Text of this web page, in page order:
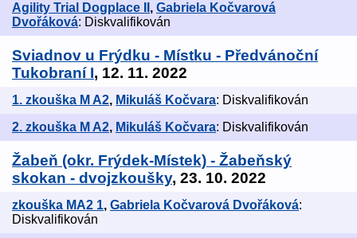
Agility Trial Dogplace II , Gabriela Kočvarová
Dvořáková: Diskvalifikován
Sviadnov u Frýdku - Místku - Předvánoční
Tukobraní I, 12. 11. 2022
1. zkouška M A2, Mikuláš Kočvara: Diskvalifikován
2. zkouška M A2, Mikuláš Kočvara: Diskvalifikován
Žabeň (okr. Frýdek-Místek) - Žabeňský
skokan - dvojzkoušky, 23. 10. 2022
zkouška MA2 1, Gabriela Kočvarová Dvořáková:
Diskvalifikován